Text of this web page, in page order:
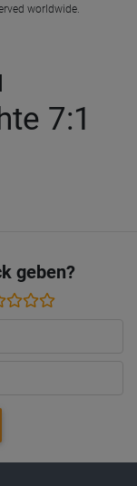
worldwide.
7:1
geben?